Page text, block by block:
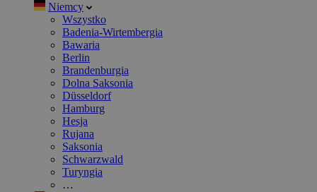
Niemcy
Wszystko
Badenia-Wirtembergia
Bawaria
Berlin
Brandenburgia
Dolna Saksonia
Düsseldorf
Hamburg
Hesja
Rujana
Saksonia
Schwarzwald
Turyngia
…